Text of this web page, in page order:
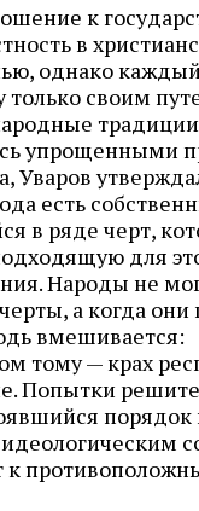
к
в
однако
только своим
упрощенными
Уваров
есть
в ряде черт,
для
Народы не
а когда они
вмешивается:
тому — крах
Попытки
порядок
к